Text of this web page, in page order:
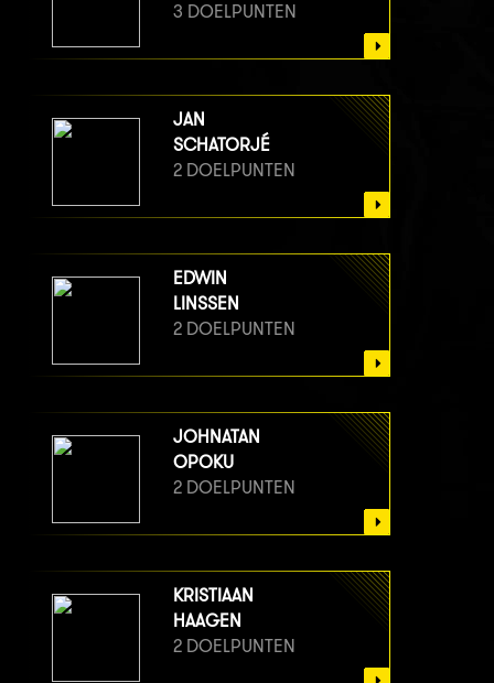
3 DOELPUNTEN
JAN
SCHATORJÉ
2 DOELPUNTEN
EDWIN
LINSSEN
2 DOELPUNTEN
JOHNATAN
OPOKU
2 DOELPUNTEN
KRISTIAAN
HAAGEN
2 DOELPUNTEN